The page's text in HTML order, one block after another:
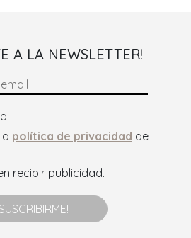
A LA NEWSLETTER!
política de privacidad de
recibir publicidad.